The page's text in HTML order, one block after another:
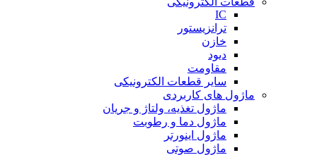
IC
ترانزیستور
خازن
دیود
مقاومت
سایر قطعات الکترونیکی
ماژول های کاربردی
ماژول تغذیه، ولتاژ و جریان
ماژول دما و رطوبت
ماژول اینورتر
ماژول صوتی